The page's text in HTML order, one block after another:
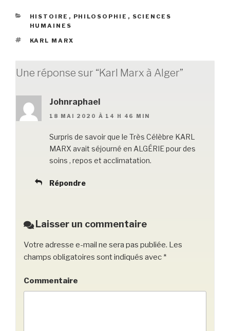
e
b
o
k
er
k g
CATÉGORIES
HISTOIRE , PHILOSOPHIE , SCIENCES
HUMAINES
ÉTIQUETTES
KARL MARX
Une réponse sur “Karl Marx à Alger”
Johnraphael
18 MAI 2020 À 14 H 46 MIN
Surpris de savoir que le Très Célèbre KARL
MARX avait séjourné en ALGÉRIE pour des
soins , repos et acclimatation.
Répondre
Laisser un commentaire
Votre adresse e-mail ne sera pas publiée. Les
champs obligatoires sont indiqués avec *
Commentaire